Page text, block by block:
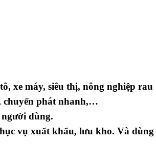
xe máy, siêu thị, nông nghiệp rau
chuyển phát nhanh,…
dùng.
vụ xuất khẩu, lưu kho. Và dùng